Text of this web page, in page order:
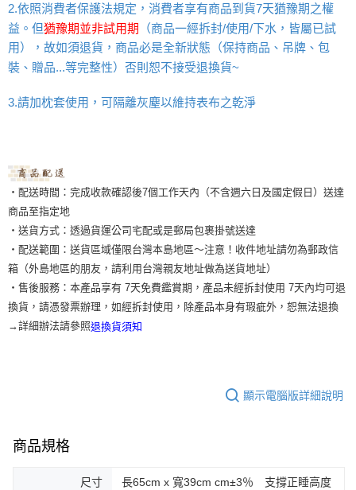
2.依照消費者保護法規定，消費者享有商品到貨7天猶豫期之權
益。但猶豫期並非試用期 （商品一經拆封/使用/下水，皆屬已試
用），故如須退貨，商品必是全新狀態（保持商品、吊牌、包
裝、贈品...等完整性）否則恕不接受退換貨~
3.請加枕套使用，可隔離灰塵以維持表布之乾淨
‧配送時間：完成收款確認後7個工作天內（不含週六日及國定假日）送達
商品至指定地
‧送貨方式：透過貨運公司宅配或是郵局包裹掛號送達
‧配送範圍：送貨區域僅限台灣本島地區～注意！收件地址請勿為郵政信
箱（外島地區的朋友，請利用台灣親友地址做為送貨地址）
‧售後服務：本產品享有 7天免費鑑賞期，產品未經拆封使用 7天內均可退
換貨，請憑發票辦理，如經拆封使用，除產品本身有瑕疵外，恕無法退換
→詳細辦法請參照退換貨須知
顯示電腦版詳細說明
商品規格
尺寸
長65cm x 寬39cm cm±3％ 支撐正睡高度